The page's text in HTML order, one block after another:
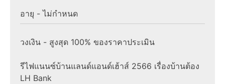
อายุ - ไม่กำหนด
วงเงิน - สูงสุด 100% ของราคาประเมิน
รีไฟแนนซ์บ้านแลนด์แอนด์เฮ้าส์ 2566 เรื่องบ้านต้อง
LH Bank